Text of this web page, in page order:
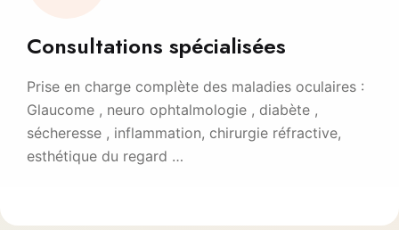
Consultations spécialisées
Prise en charge complète des maladies oculaires :
Glaucome , neuro ophtalmologie , diabète ,
sécheresse , inflammation, chirurgie réfractive,
esthétique du regard …